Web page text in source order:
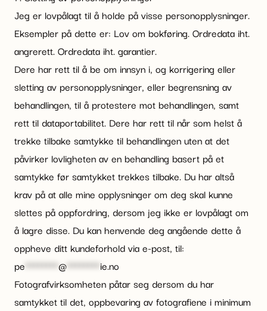
Jeg er lovpålagt til å holde på visse personopplysninger.
Eksempler på dette er: Lov om bokføring. Ordredata iht.
angrerett. Ordredata iht. garantier.
Dere har rett til å be om innsyn i, og korrigering eller
sletting av personopplysninger, eller begrensning av
behandlingen, til å protestere mot behandlingen, samt
rett til dataportabilitet. Dere har rett til når som helst å
trekke tilbake samtykke til behandlingen uten at det
påvirker lovligheten av en behandling basert på et
samtykke før samtykket trekkes tilbake. Du har altså
krav på at alle mine opplysninger om deg skal kunne
slettes på oppfordring, dersom jeg ikke er lovpålagt om
å lagre disse. Du kan henvende deg angående dette å
oppheve ditt kundeforhold via e-post, til:
pe ********@********ie.no
Fotografvirksomheten påtar seg dersom du har
samtykket til det, oppbevaring av fotografiene i minimum